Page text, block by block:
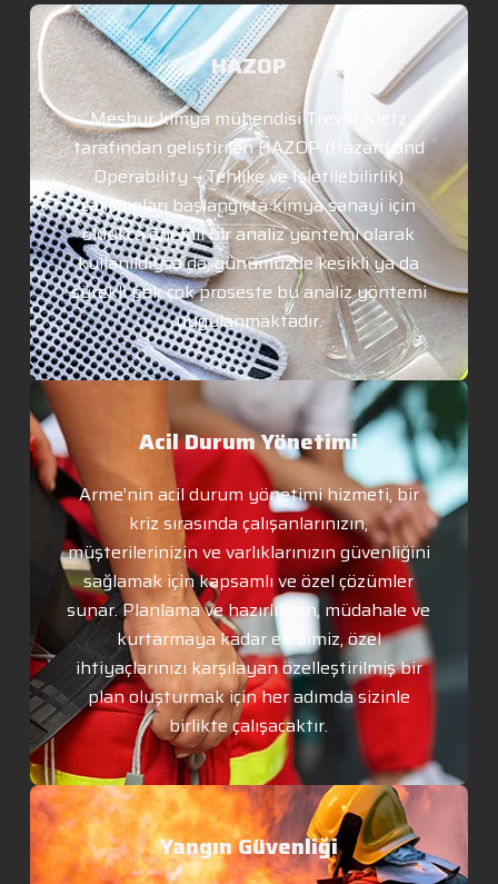
HAZOP
Meşhur kimya mühendisi Trevor Kletz
tarafından geliştirilen HAZOP (Hazard and
Operability – Tehlike ve İşletilebilirlik)
çalışmaları başlangıçta kimya sanayi için
oldukça önemli bir analiz yöntemi olarak
kullanıldıysa da, günümüzde kesikli ya da
sürekli pek çok proseste bu analiz yöntemi
uygulanmaktadır.
Acil Durum Yönetimi
Arme’nin acil durum yönetimi hizmeti, bir
kriz sırasında çalışanlarınızın,
müşterilerinizin ve varlıklarınızın güvenliğini
sağlamak için kapsamlı ve özel çözümler
sunar. Planlama ve hazırlıktan, müdahale ve
kurtarmaya kadar ekibimiz, özel
ihtiyaçlarınızı karşılayan özelleştirilmiş bir
plan oluşturmak için her adımda sizinle
birlikte çalışacaktır.
Yangın Güvenliği